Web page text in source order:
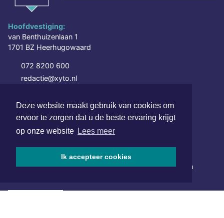
Deze website maakt gebruik van cookies om
ervoor te zorgen dat u de beste ervaring krijgt
op onze website Lees meer
Ik accepteer cookies
Hoofdvestiging:
van Benthuizenlaan 1
1701 BZ Heerhugowaard
072 8200 600
redactie@xyto.nl
SOCIAL MEDIA
NIEUWSBRIEF AANMELDEN
Schrijf je in voor onze nieuwsbrief en krijg wekelijks een